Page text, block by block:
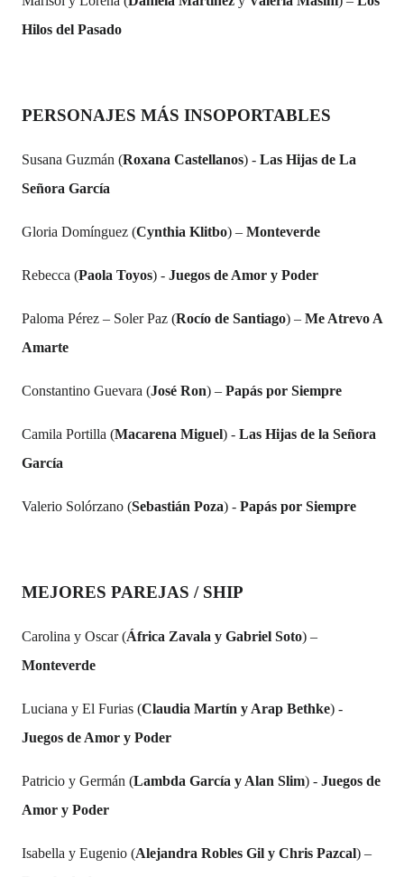
Hilos del Pasado
PERSONAJES MÁS INSOPORTABLES
Susana Guzmán (Roxana Castellanos) - Las Hijas de La
Señora García
Gloria Domínguez (Cynthia Klitbo) – Monteverde
Rebecca (Paola Toyos) - Juegos de Amor y Poder
Paloma Pérez – Soler Paz (Rocío de Santiago) – Me Atrevo A
Amarte
Constantino Guevara (José Ron) – Papás por Siempre
Camila Portilla (Macarena Miguel) - Las Hijas de la Señora
García
Valerio Solórzano (Sebastián Poza) - Papás por Siempre
MEJORES PAREJAS / SHIP
Carolina y Oscar (África Zavala y Gabriel Soto) –
Monteverde
Luciana y El Furias (Claudia Martín y Arap Bethke) -
Juegos de Amor y Poder
Patricio y Germán (Lambda García y Alan Slim) - Juegos de
Amor y Poder
Isabella y Eugenio (Alejandra Robles Gil y Chris Pazcal) –